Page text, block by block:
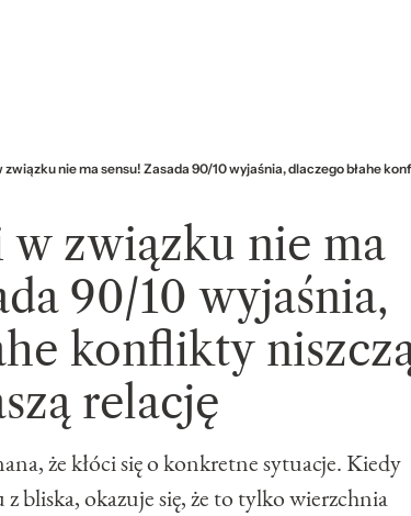
związku nie ma sensu! Zasada 90/10 wyjaśnia, dlaczego błahe
w związku nie ma
90/10 wyjaśnia,
konflikty
relację
że kłóci się o konkretne sytuacje. Kiedy
bliska, okazuje się, że to tylko wierzchnia